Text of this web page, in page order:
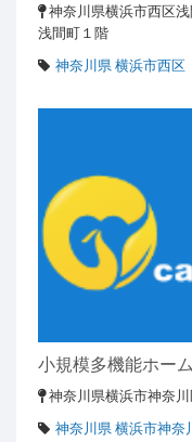
神奈川県横浜市西区
浅間町１階
神奈川県 横浜市西区
小規模多機能ホー
神奈川県横浜市神奈
神奈川県 横浜市神奈